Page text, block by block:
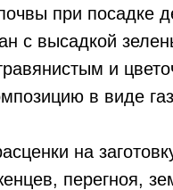
при посадке
с высадкой
и
в виде
на
перегноя,